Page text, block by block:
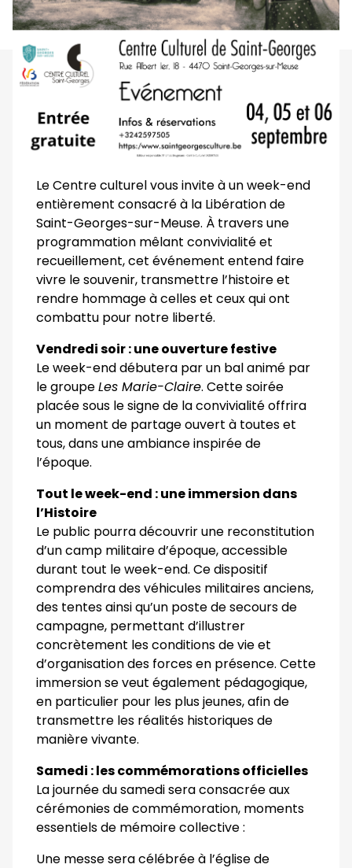
Le Centre culturel vous invite à un week-end
entièrement consacré à la Libération de
Saint-Georges-sur-Meuse. À travers une
programmation mêlant convivialité et
recueillement, cet événement entend faire
vivre le souvenir, transmettre l’histoire et
rendre hommage à celles et ceux qui ont
combattu pour notre liberté.
Vendredi soir : une ouverture festive
Le week-end débutera par un bal animé par
le groupeLes Marie-Claire. Cette soirée
placée sous le signe de la convivialité offrira
un moment de partage ouvert à toutes et
tous, dans une ambiance inspirée de
l’époque.
Tout le week-end : une immersion dans
l’Histoire
Le public pourra découvrir une reconstitution
d’un camp militaire d’époque, accessible
durant tout le week-end. Ce dispositif
comprendra des véhicules militaires anciens,
des tentes ainsi qu’un poste de secours de
campagne, permettant d’illustrer
concrètement les conditions de vie et
d’organisation des forces en présence. Cette
immersion se veut également pédagogique,
en particulier pour les plus jeunes, afin de
transmettre les réalités historiques de
manière vivante.
Samedi : les commémorations officielles
La journée du samedi sera consacrée aux
cérémonies de commémoration, moments
essentiels de mémoire collective :
Une messe sera célébrée à l’église de